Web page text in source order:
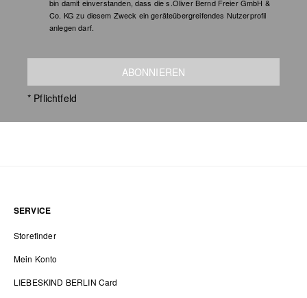
bin damit einverstanden, dass die s.Oliver Bernd Freier GmbH &
Co. KG zu diesem Zweck ein geräteübergreifendes Nutzerprofil
anlegen darf.
ABONNIEREN
* Pflichtfeld
SERVICE
Storefinder
Mein Konto
LIEBESKIND BERLIN Card